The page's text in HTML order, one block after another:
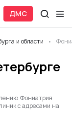
ДМС
и области
Фониатрия
с адресами на